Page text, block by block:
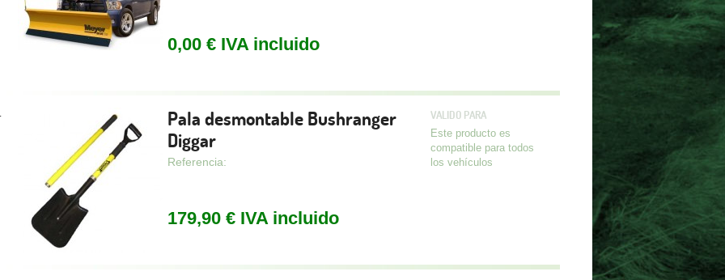
0,00 € IVA incluido
Pala desmontable Bushranger
Diggar
Referencia:
179,90 € IVA incluido
VALIDO PARA
Este producto es
compatible para todos
los vehículos